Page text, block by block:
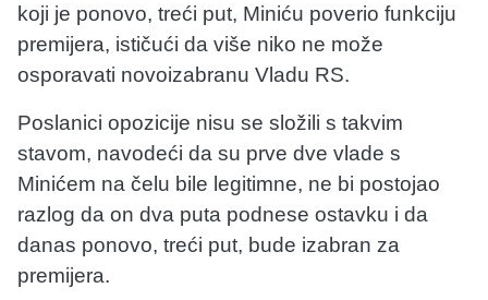
koji je ponovo, treći put, Miniću poverio funkciju
premijera, ističući da više niko ne može
osporavati novoizabranu Vladu RS.
Poslanici opozicije nisu se složili s takvim
stavom, navodeći da su prve dve vlade s
Minićem na čelu bile legitimne, ne bi postojao
razlog da on dva puta podnese ostavku i da
danas ponovo, treći put, bude izabran za
premijera.